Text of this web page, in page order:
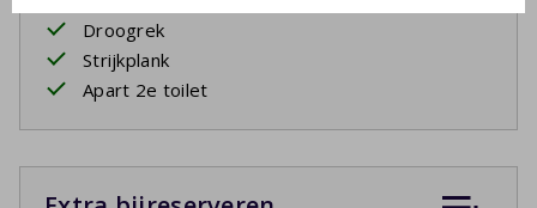
Droogrek
Strijkplank
Apart 2e toilet